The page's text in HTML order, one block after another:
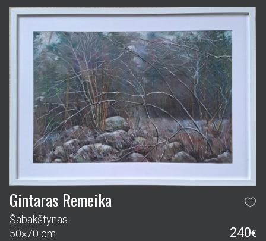
Gintaras Remeika
Šabakštynas
50×70 cm
240€